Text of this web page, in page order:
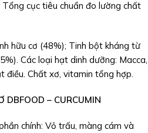
cục tiêu chuẩn đo lường chất
hữu cơ (48%); Tinh bột kháng từ
Các loại hạt dinh dưỡng: Macca,
điều. Chất xơ, vitamin tổng hợp.
DBFOOD – CURCUMIN
chính: Vỏ trấu, màng cám và